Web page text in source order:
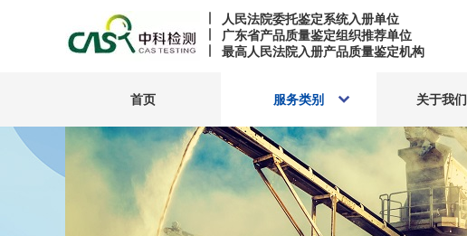
人民法院委托鉴定系统入册单位
广东省产品质量鉴定组织推荐单位
最高人民法院入册产品质量鉴定机构
首页 服务类别 关于我们